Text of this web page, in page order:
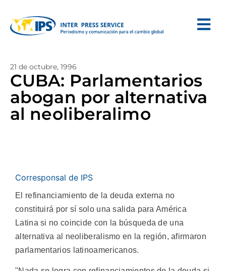
21 de octubre, 1996
CUBA: Parlamentarios
abogan por alternativa
al neoliberalimo
Corresponsal de IPS
El refinanciamiento de la deuda externa no
constituirá por sí solo una salida para América
Latina si no coincide con la búsqueda de una
alternativa al neoliberalismo en la región, afirmaron
parlamentarios latinoamericanos.